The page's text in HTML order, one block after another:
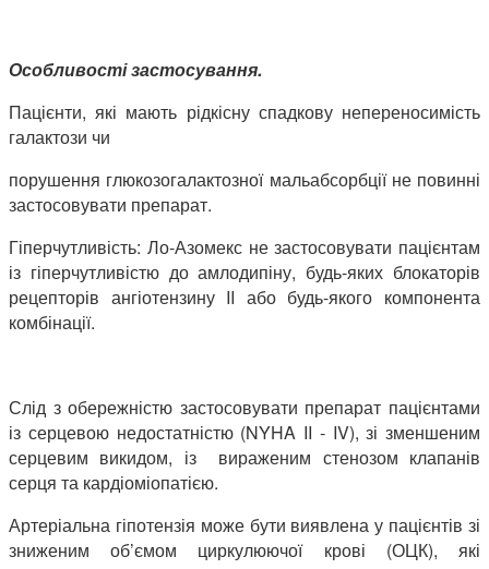
Особливості застосування.
Пацієнти, які мають рідкісну спадкову непереносимість
галактози чи
порушення глюкозогалактозної мальабсорбції не повинні
застосовувати препарат.
Гіперчутливість: Ло-Азомекс не застосовувати пацієнтам
із гіперчутливістю до амлодипіну, будь-яких блокаторів
рецепторів ангіотензину II або будь-якого компонента
комбінації.
Слід з обережністю застосовувати препарат пацієнтами
із серцевою недостатністю (NYHA II - IV), зі зменшеним
серцевим викидом, із вираженим стенозом клапанів
серця та кардіоміопатією.
Артеріальна гіпотензія може бути виявлена у пацієнтів зі
зниженим об’ємом циркулюючої крові (ОЦК), які